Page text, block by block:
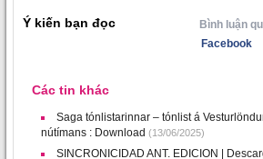
Ý kiến bạn đọc Bình luận
Facebook
Các tin khác
Saga tónlistarinnar – tónlist á
nútímans : Download (13/06/2025)
SINCRONICIDAD ANT. EDICION |